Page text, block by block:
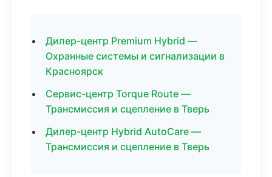
Дилер-центр Premium Hybrid —
Охранные системы и сигнализации в
Красноярск
Сервис-центр Torque Route —
Трансмиссия и сцепление в Тверь
Дилер-центр Hybrid AutoCare —
Трансмиссия и сцепление в Тверь